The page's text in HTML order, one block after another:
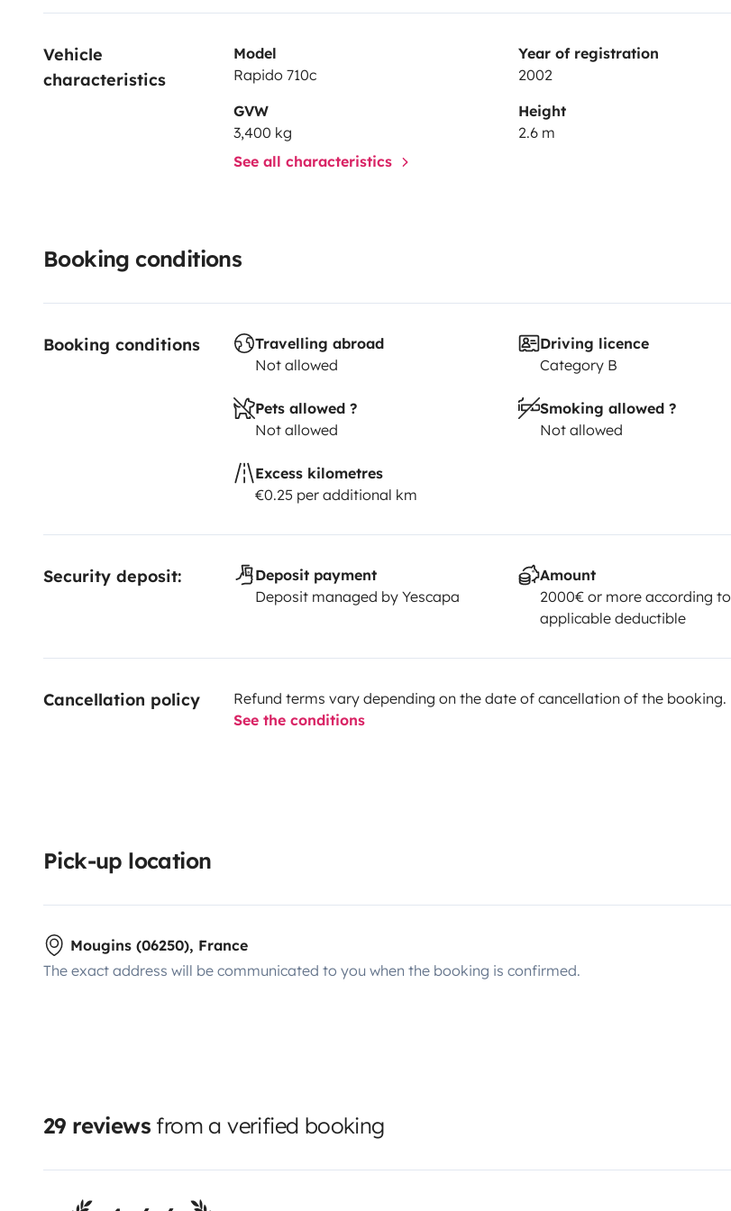
Vehicle
characteristics
Model
Rapido 710c
Year of registration
2002
GVW
3,400 kg
Height
2.6 m
See all characteristics
Booking conditions
Booking conditions
Travelling abroad
Not allowed
Driving licence
Category B
Pets allowed ?
Not allowed
Smoking allowed ?
Not allowed
Excess kilometres
€0.25 per additional km
Security deposit:
Deposit payment
Deposit managed by Yescapa
Amount
2000€ or more according to
applicable deductible
Cancellation policy
Refund terms vary depending on the date of cancellation of the booking.
See the conditions
Pick-up location
Mougins (06250), France
The exact address will be communicated to you when the booking is confirmed.
29 reviews from a verified booking